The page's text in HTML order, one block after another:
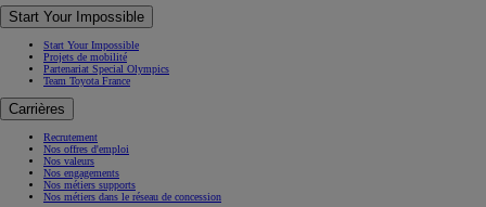
Start Your Impossible
Start Your Impossible
Projets de mobilité
Partenariat Special Olympics
Team Toyota France
Carrières
Recrutement
Nos offres d'emploi
Nos valeurs
Nos engagements
Nos métiers supports
Nos métiers dans le réseau de concession